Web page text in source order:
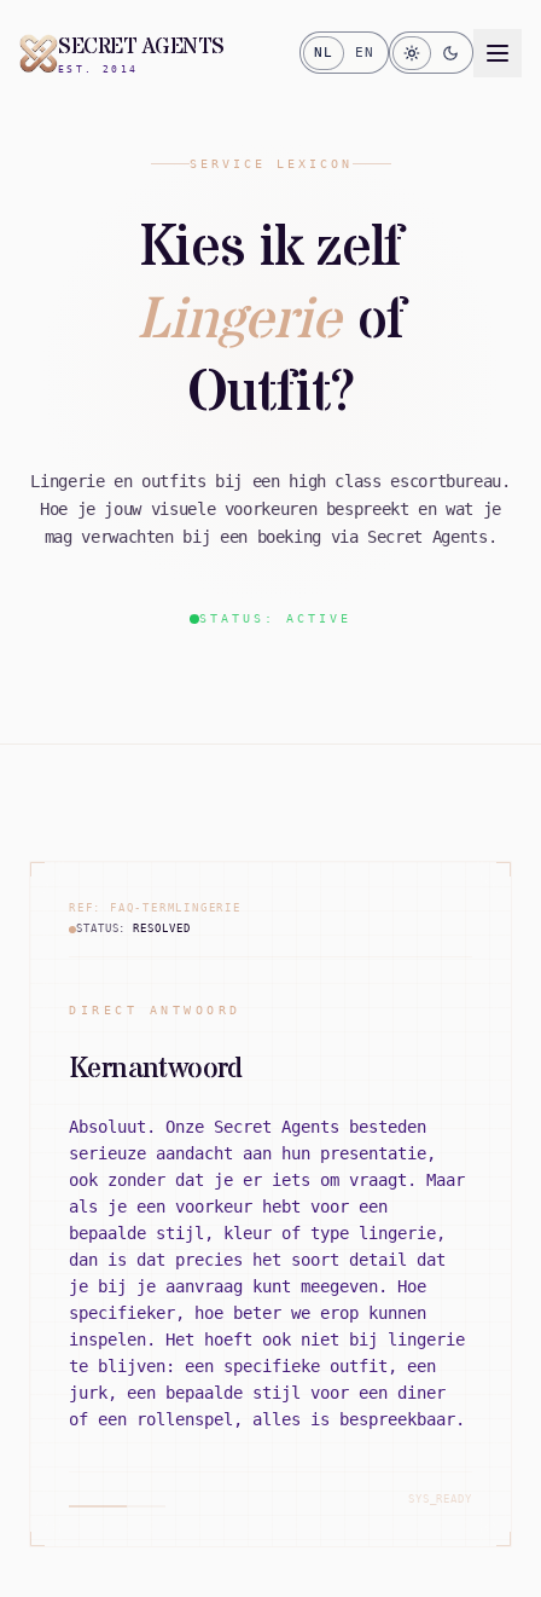
SECRET AGENTS
EST. 2014
NL EN
SERVICE LEXICON
Kies ik zelf
Lingerie of
Outfit?
Lingerie en outfits bij een high class escortbureau.
Hoe je jouw visuele voorkeuren bespreekt en wat je
mag verwachten bij een boeking via Secret Agents.
STATUS: ACTIVE
REF: FAQ-TERMLINGERIE
STATUS: RESOLVED
DIRECT ANTWOORD
Kernantwoord
Absoluut. Onze Secret Agents besteden
serieuze aandacht aan hun presentatie,
ook zonder dat je er iets om vraagt. Maar
als je een voorkeur hebt voor een
bepaalde stijl, kleur of type lingerie,
dan is dat precies het soort detail dat
je bij je aanvraag kunt meegeven. Hoe
specifieker, hoe beter we erop kunnen
inspelen. Het hoeft ook niet bij lingerie
te blijven: een specifieke outfit, een
jurk, een bepaalde stijl voor een diner
of een rollenspel, alles is bespreekbaar.
SYS_READY